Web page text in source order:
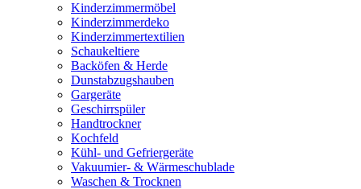
Kinderzimmermöbel
Kinderzimmerdeko
Kinderzimmertextilien
Schaukeltiere
Backöfen & Herde
Dunstabzugshauben
Gargeräte
Geschirrspüler
Handtrockner
Kochfeld
Kühl- und Gefriergeräte
Vakuumier- & Wärmeschublade
Waschen & Trocknen